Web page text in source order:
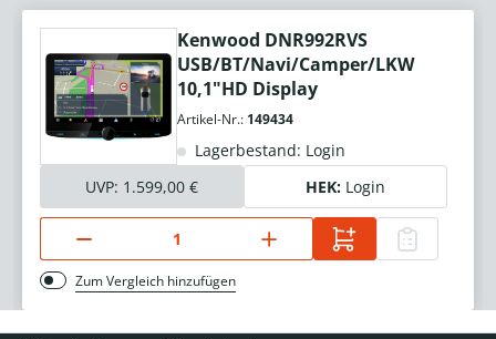
Kenwood DNR992RVS
USB/BT/Navi/Camper/LKW
10,1"HD Display
Artikel-Nr.: 149434
Lagerbestand: Login
UVP: 1.599,00 € HEK: Login
Zum Vergleich hinzufügen